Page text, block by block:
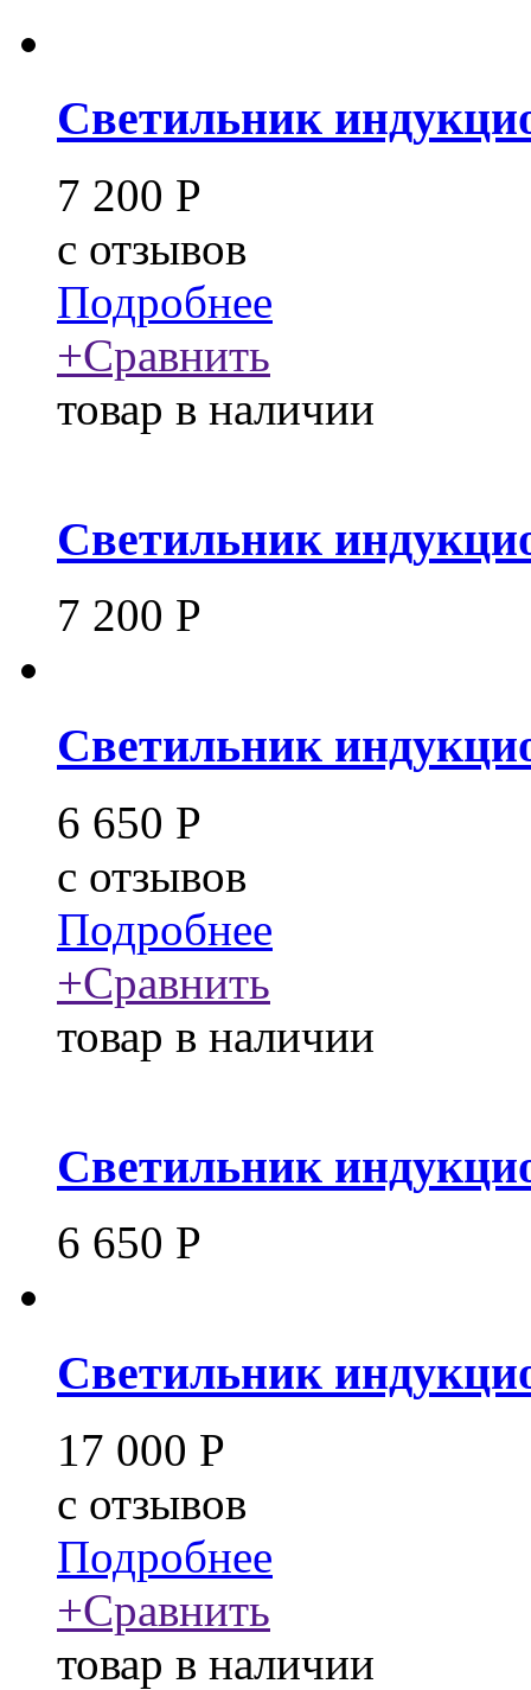
Светильник
7 200 Р
c отзывов
Подробнее
+Сравнить
товар в наличии
Светильник
7 200 Р
Светильник
6 650 Р
c отзывов
Подробнее
+Сравнить
товар в наличии
Светильник
6 650 Р
Светильник
17 000 Р
c отзывов
Подробнее
+Сравнить
товар в наличии